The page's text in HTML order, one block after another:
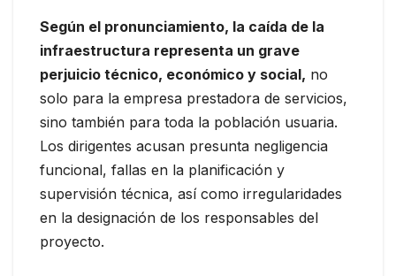
Según el pronunciamiento, la caída de la
infraestructura representa un grave
perjuicio técnico, económico y social, no
solo para la empresa prestadora de servicios,
sino también para toda la población usuaria.
Los dirigentes acusan presunta negligencia
funcional, fallas en la planificación y
supervisión técnica, así como irregularidades
en la designación de los responsables del
proyecto.